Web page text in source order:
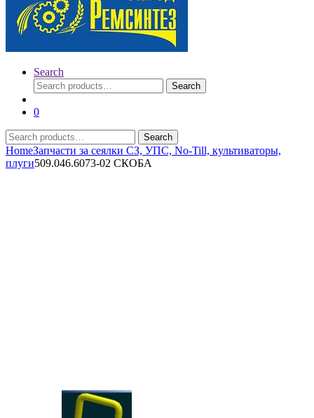
Search
Search
for:
Search
0
Search
for:
Search
HomeЗапчасти за сеялки СЗ, УПС, No-Till, культиваторы,
плуги509.046.6073-02 СКОБА